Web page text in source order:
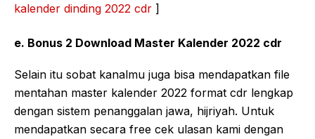
kalender dinding 2022 cdr ]
e. Bonus 2 Download Master Kalender 2022 cdr
Selain itu sobat kanalmu juga bisa mendapatkan file
mentahan master kalender 2022 format cdr lengkap
dengan sistem penanggalan jawa, hijriyah. Untuk
mendapatkan secara free cek ulasan kami dengan